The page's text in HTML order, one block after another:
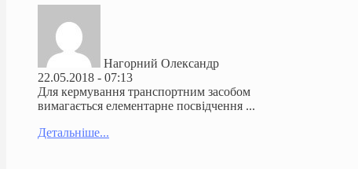
Нагорний Олександр
22.05.2018 - 07:13
Для кермування транспортним засобом
вимагається елементарне посвідчення ...
Детальніше...